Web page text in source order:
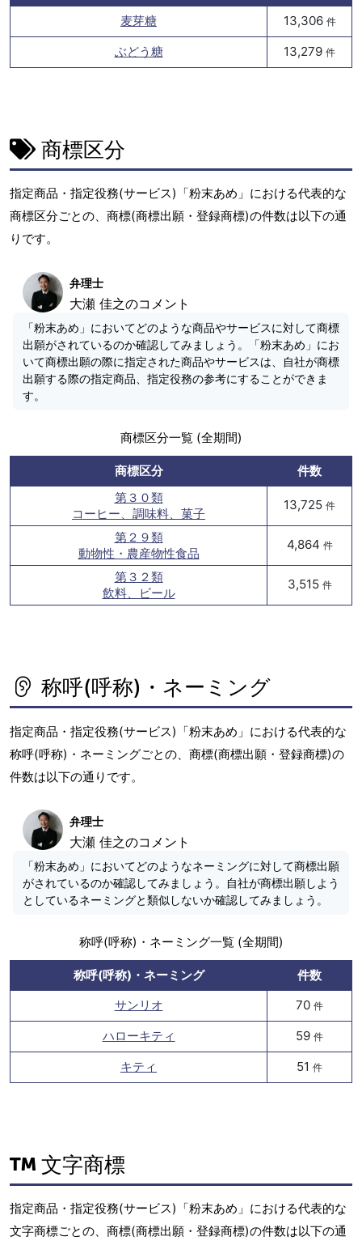
麦芽糖 13,306 件
ぶどう糖 13,279 件
商標区分
指定商品・指定役務(サービス)「粉末あめ」における代表的な
商標区分ごとの、商標(商標出願・登録商標)の件数は以下の通
りです。
弁理士
大瀬 佳之のコメント
「粉末あめ」においてどのような商品やサービスに対して商標
出願がされているのか確認してみましょう。「粉末あめ」にお
いて商標出願の際に指定された商品やサービスは、自社が商標
出願する際の指定商品、指定役務の参考にすることができま
す。
商標区分一覧 (全期間)
商標区分
件数
第３０類
コーヒー、調味料、菓子
13,725 件
第２９類
動物性・農産物性食品
4,864 件
第３２類
飲料、ビール
3,515 件
称呼(呼称)・ネーミング
指定商品・指定役務(サービス)「粉末あめ」における代表的な
称呼(呼称)・ネーミングごとの、商標(商標出願・登録商標)の
件数は以下の通りです。
弁理士
大瀬 佳之のコメント
「粉末あめ」においてどのようなネーミングに対して商標出願
がされているのか確認してみましょう。自社が商標出願しよう
としているネーミングと類似しないか確認してみましょう。
称呼(呼称)・ネーミング一覧 (全期間)
称呼(呼称)・ネーミング
件数
サンリオ
70 件
ハローキティ 59 件
キティ 51 件
文字商標
指定商品・指定役務(サービス)「粉末あめ」における代表的な
文字商標ごとの、商標(商標出願・登録商標)の件数は以下の通